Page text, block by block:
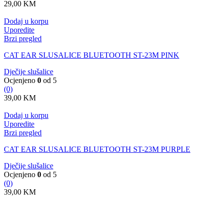
29,00 KM
Dodaj u korpu
Uporedite
Brzi pregled
CAT EAR SLUSALICE BLUETOOTH ST-23M PINK
Dječije slušalice
Ocjenjeno 0 od 5
(0)
39,00 KM
Dodaj u korpu
Uporedite
Brzi pregled
CAT EAR SLUSALICE BLUETOOTH ST-23M PURPLE
Dječije slušalice
Ocjenjeno 0 od 5
(0)
39,00 KM